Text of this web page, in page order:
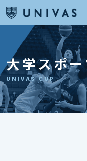
大学スポ
UNIVAS CUP